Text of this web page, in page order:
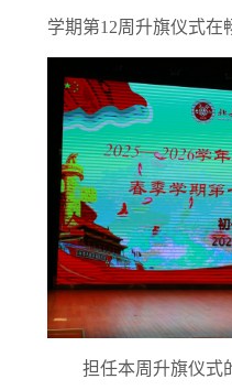
学期第12周升旗仪式在
担任本周升旗仪式